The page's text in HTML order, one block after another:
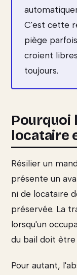
C'est cette
piège
croient
toujours.
Pourquoi
locataire
Résilier un
présente un
ni de locataire
préservée. La
lorsqu'un
du bail doit
Pour autant,